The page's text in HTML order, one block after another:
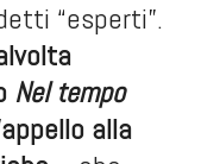
“esperti”.
Nel tempo
alla